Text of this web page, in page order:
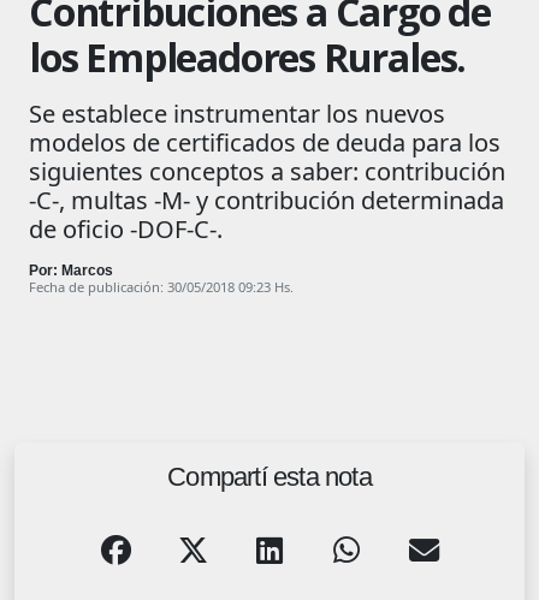
Contribuciones a Cargo de
los Empleadores Rurales.
Se establece instrumentar los nuevos
modelos de certificados de deuda para los
siguientes conceptos a saber: contribución
-C-, multas -M- y contribución determinada
de oficio -DOF-C-.
Por: Marcos
Fecha de publicación: 30/05/2018 09:23 Hs.
Compartí esta nota